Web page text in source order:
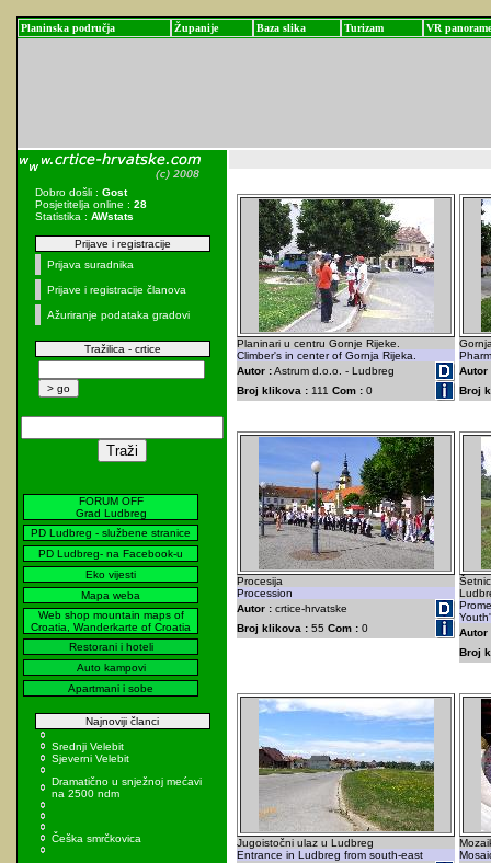
Planinska područja Županije Baza slika Turizam VR panorame
Dobro došli : Gost
Posjetitelja online : 28
Statistika : AWstats
Prijave i registracije
Prijava suradnika
Prijave i registracije članova
Ažuriranje podataka gradovi
Tražilica - crtice
FORUM OFF
Grad Ludbreg
PD Ludbreg - službene stranice
PD Ludbreg- na Facebook-u
Eko vijesti
Mapa weba
Web shop mountain maps of
Croatia, Wanderkarte of Croatia
Restorani i hoteli
Auto kampovi
Apartmani i sobe
Najnoviji članci
Srednji Velebit
Sjeverni Velebit
Dramatično u snježnoj mećavi
na 2500 ndm
Češka smrčkovica
Planinari u centru Gornje Rijeke.
Climber's in center of Gornja Rijeka.
Autor :Astrum d.o.o. - Ludbreg
Broj klikova : 111 Com : 0
Autor
Broj
Procesija
Procession
Autor : crtice-hrvatske
Broj klikova : 55 Com : 0
Autor
Broj
Jugoistočni ulaz u Ludbreg
Entrance in Ludbreg from south-east